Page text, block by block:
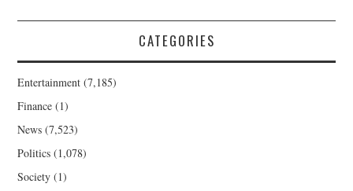
CATEGORIES
Entertainment (7,185)
Finance (1)
News (7,523)
Politics (1,078)
Society (1)